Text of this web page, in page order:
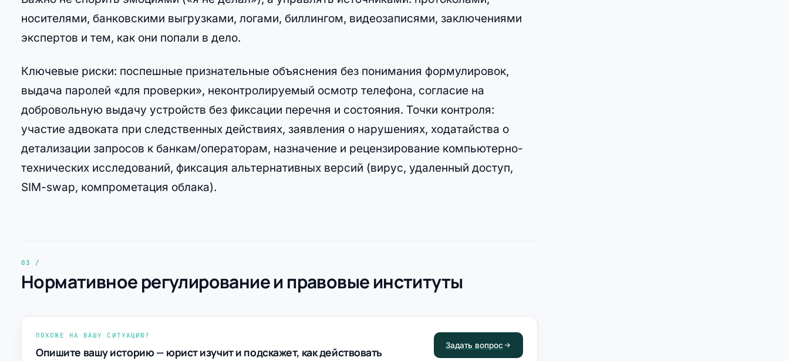
носителями, банковскими выгрузками, логами, биллингом, видеозаписями, заключениями
экспертов и тем, как они попали в дело.
Ключевые риски: поспешные признательные объяснения без понимания формулировок,
выдача паролей «для проверки», неконтролируемый осмотр телефона, согласие на
добровольную выдачу устройств без фиксации перечня и состояния. Точки контроля:
участие адвоката при следственных действиях, заявления о нарушениях, ходатайства о
детализации запросов к банкам/операторам, назначение и рецензирование компьютерно-
технических исследований, фиксация альтернативных версий (вирус, удаленный доступ,
SIM-swap, компрометация облака).
Нормативное регулирование и правовые институты
ПОХОЖЕ НА ВАШУ СИТУАЦИЮ?
Опишите вашу историю — юрист изучит и подскажет, как действовать
Задать вопрос